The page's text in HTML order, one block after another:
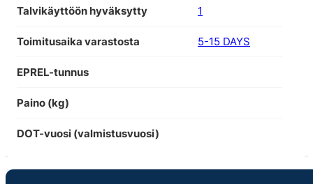
Talvikäyttöön hyväksytty 1
Toimitusaika varastosta 5-15 DAYS
EPREL-tunnus
Paino (kg)
DOT-vuosi (valmistusvuosi)